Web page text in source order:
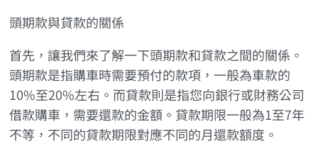
頭期款與貸款的關係
首先，讓我們來了解一下頭期款和貸款之間的關係。
頭期款是指購車時需要預付的款項，一般為車款的
10%至20%左右。而貸款則是指您向銀行或財務公司
借款購車，需要還款的金額。貸款期限一般為1至7年
不等，不同的貸款期限對應不同的月還款額度。